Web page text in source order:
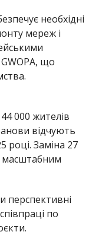
необхідні
мереж і
що
000 жителів
відчують
році. Заміна 27
масштабним
перспективні
по